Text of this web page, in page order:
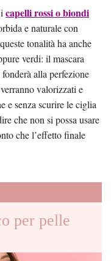
capelli rossi o biondi
e naturale con
tonalità ha anche
verdi: il mascara
alla perfezione
valorizzati e
e senza scurire le ciglia
che non si possa usare
che l’effetto finale
per pelle